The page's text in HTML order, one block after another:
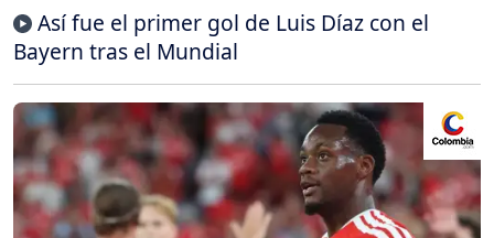
Así fue el primer gol de Luis Díaz con el
Bayern tras el Mundial